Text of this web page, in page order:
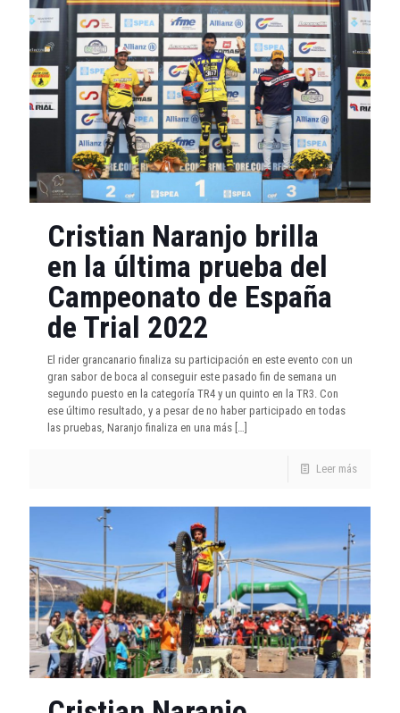
Cristian Naranjo brilla
en la última prueba del
Campeonato de España
de Trial 2022
El rider grancanario finaliza su participación en este evento con un
gran sabor de boca al conseguir este pasado fin de semana un
segundo puesto en la categoría TR4 y un quinto en la TR3. Con
ese último resultado, y a pesar de no haber participado en todas
las pruebas, Naranjo finaliza en una más […]
Leer más